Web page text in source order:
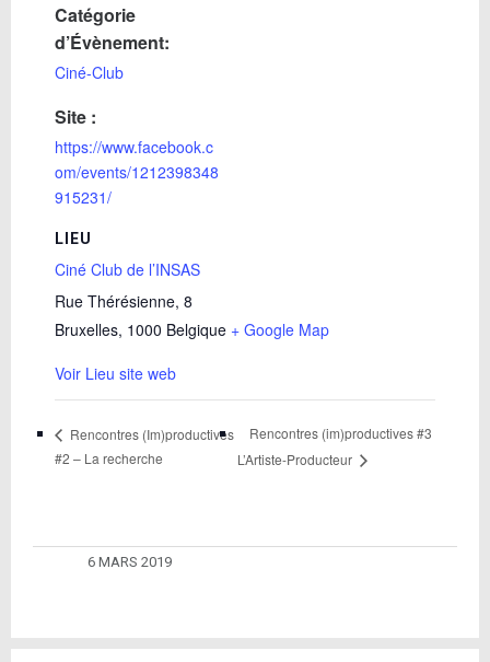
Catégorie
d’Évènement:
Ciné-Club
Site :
https://www.facebook.c
om/events/1212398348
915231/
LIEU
Ciné Club de l’INSAS
Rue Thérésienne, 8
Bruxelles, 1000 Belgique + Google Map
Voir Lieu site web
Rencontres (Im)productives
#2 – La recherche
Rencontres (im)productives #3
L’Artiste-Producteur
6 MARS 2019